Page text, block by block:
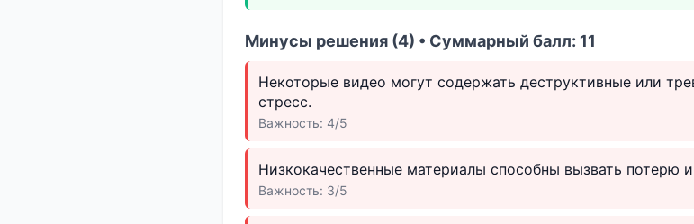
Минусы решения (4) • Суммарный балл: 11
Некоторые видео могут содержать деструктивные или
стресс.
Важность: 4/5
Низкокачественные материалы способны вызвать потерю
Важность: 3/5